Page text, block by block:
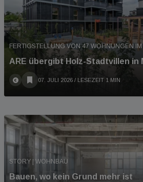
FERTIGSTELLUNG VON 47 WOHNUNGEN
ARE übergibt Holz-Stadtvillen in
07. JULI 2026 / LESEZEIT 1 MIN
STORY | WOHNBAU
Bauen, wo kein Grund mehr ist